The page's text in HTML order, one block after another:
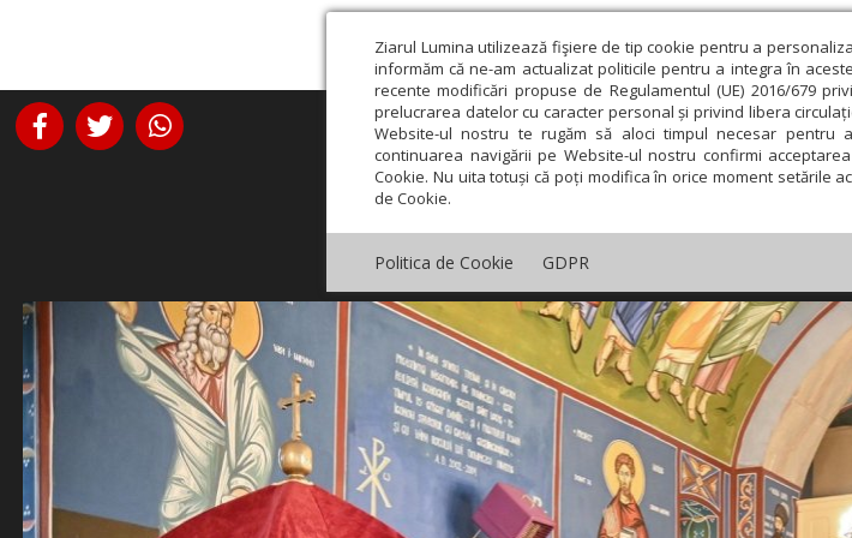
Ziarul Lumina utilizează fişiere de tip cookie pentru a
informăm că ne-am actualizat politicile pentru a integra în
recente modificări propuse de Regulamentul (UE) 2016/679
prelucrarea datelor cu caracter personal și privind libera
Website-ul nostru te rugăm să aloci timpul necesar pentru
continuarea navigării pe Website-ul nostru confirmi
Cookie. Nu uita totuși că poți modifica în orice moment setările
de Cookie.
Politica de Cookie GDPR